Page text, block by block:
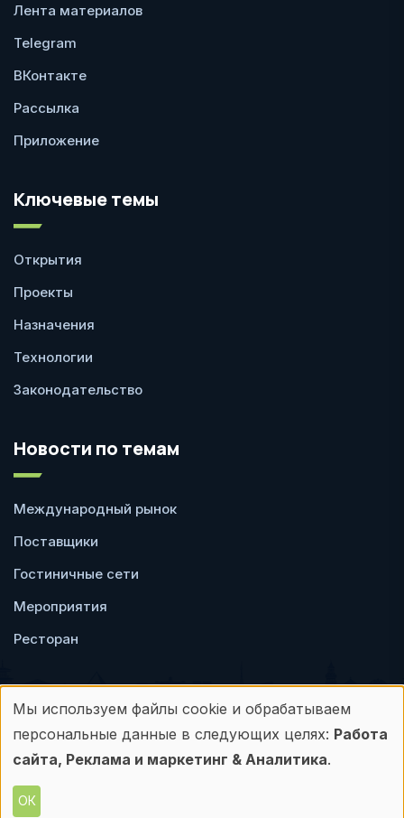
Лента материалов
Telegram
ВКонтакте
Рассылка
Приложение
Ключевые темы
Открытия
Проекты
Назначения
Технологии
Законодательство
Новости по темам
Международный рынок
Поставщики
Гостиничные сети
Мероприятия
Ресторан
Пользовательское
соглашение
Политика
конфиденциальности
Использование
персональных
данных
Мы используем файлы cookie и обрабатываем
персональные данные в следующих целях: Работа
сайта, Реклама и маркетинг & Аналитика.
ОК